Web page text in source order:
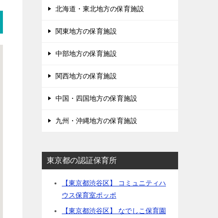
北海道・東北地方の保育施設
関東地方の保育施設
中部地方の保育施設
関西地方の保育施設
中国・四国地方の保育施設
九州・沖縄地方の保育施設
東京都の認証保育所
【東京都渋谷区】 コミュニティハ
ウス保育室ポッポ
【東京都渋谷区】 なでしこ保育園